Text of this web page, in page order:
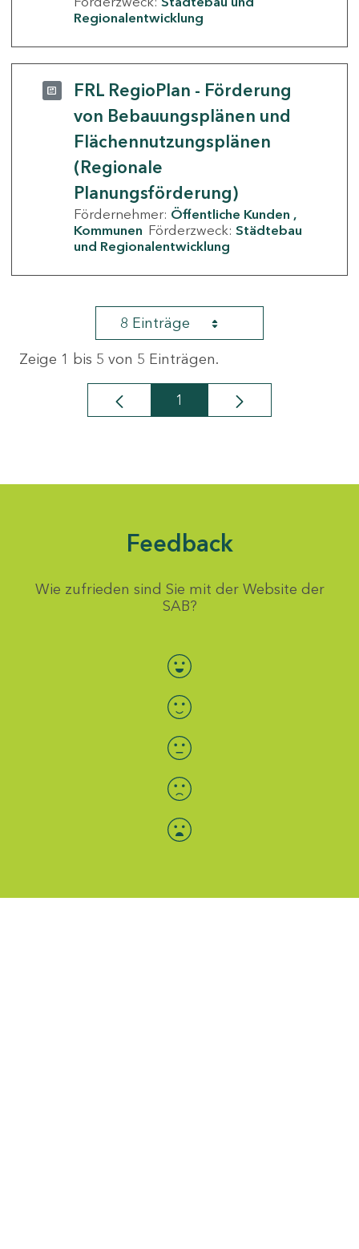
Regionalentwicklung
FRL RegioPlan - Förderung
von Bebauungsplänen und
Flächennutzungsplänen
(Regionale
Planungsförderung)
Fördernehmer: Öffentliche Kunden
Kommunen Förderzweck: Städtebau
und Regionalentwicklung
8 Einträge
Zeige 1 bis 5 von 5 Einträgen.
Seite
1
Feedback
Wie zufrieden sind Sie mit der Website der
SAB?
Bewertung auswählen